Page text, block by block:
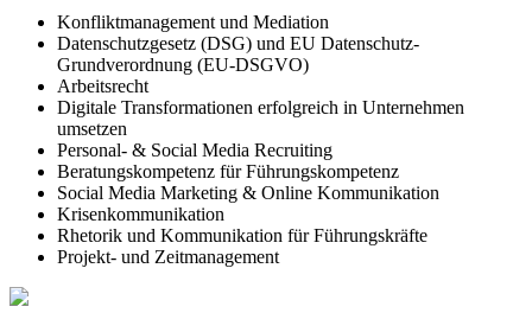
Konfliktmanagement und Mediation
Datenschutzgesetz (DSG) und EU Datenschutz-
Grundverordnung (EU-DSGVO)
Arbeitsrecht
Digitale Transformationen erfolgreich in Unternehmen
umsetzen
Personal- & Social Media Recruiting
Beratungskompetenz für Führungskompetenz
Social Media Marketing & Online Kommunikation
Krisenkommunikation
Rhetorik und Kommunikation für Führungskräfte
Projekt- und Zeitmanagement